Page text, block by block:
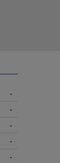
-
-
-
-
-